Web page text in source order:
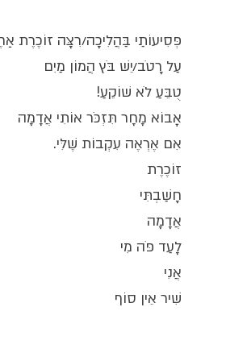
פְּסִיעוֹתַי בַּהֲלִיכָה/רִצָּה זוֹכֶרֶת
עַל רָטֹב/יֵשׁ בֹּץ הֲמוֹן מַיִם
טֻבֵּעַ לֹא שׁוֹקֵעַ!
אָבוֹא מָחָר תִּזְכֹּר אוֹתִי אֲדָמָה
אִם אֶרְאֶה עִקְבוֹת שֶׁלִּי.
זוֹכֶרֶת
חָשַׁבְתִּי
אֲדָמָה
לָעַד פֹּה מִי
אֲנִי
שִׁיר אֵין סוֹף